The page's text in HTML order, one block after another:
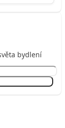
bydlení